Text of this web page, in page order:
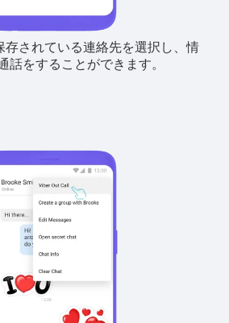
存されている連絡先を選択し、情
話をすることができます。